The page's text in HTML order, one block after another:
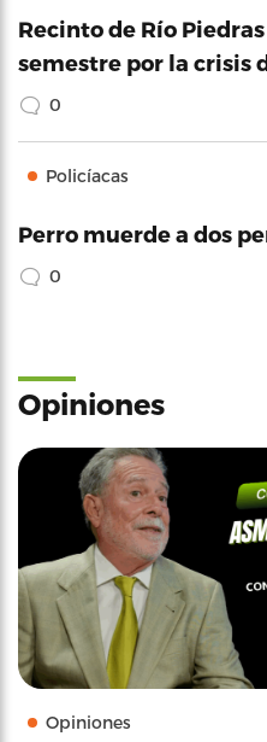
Recinto de Río
semestre por la crisis
0
Policíacas
Perro muerde a dos
0
Opiniones
Opiniones